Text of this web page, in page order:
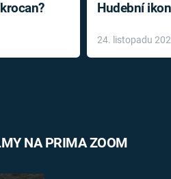
Hudební
léky
24. listopadu
NA PRIMA ZOOM